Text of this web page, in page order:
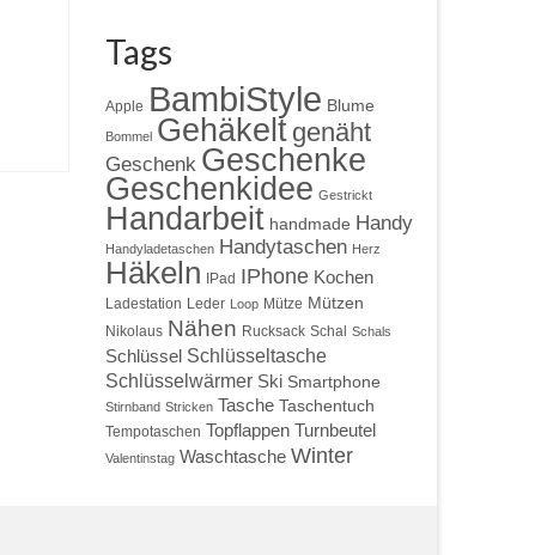
Tags
Apple BambiStyle Blume
Bommel Gehäkelt genäht
Geschenk Geschenke
Geschenkidee Gestrickt
Handarbeit handmade Handy
Handyladetaschen Handytaschen Herz
Häkeln IPad IPhone Kochen
Ladestation Leder Loop Mütze Mützen
Nikolaus Nähen Rucksack Schal Schals
Schlüssel Schlüsseltasche
Schlüsselwärmer Ski Smartphone
Stirnband Stricken Tasche Taschentuch
Tempotaschen Topflappen Turnbeutel
Valentinstag Waschtasche Winter